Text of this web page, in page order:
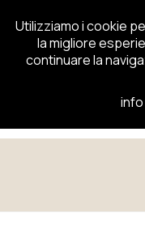
Utilizziamo i cookie
la migliore
continuare la